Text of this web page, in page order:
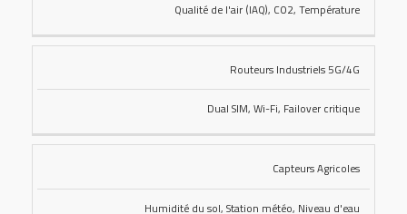
Qualité de l'air (IAQ), CO2, Température
Routeurs Industriels 5G/4G
Dual SIM, Wi-Fi, Failover critique
Capteurs Agricoles
Humidité du sol, Station météo, Niveau d'eau